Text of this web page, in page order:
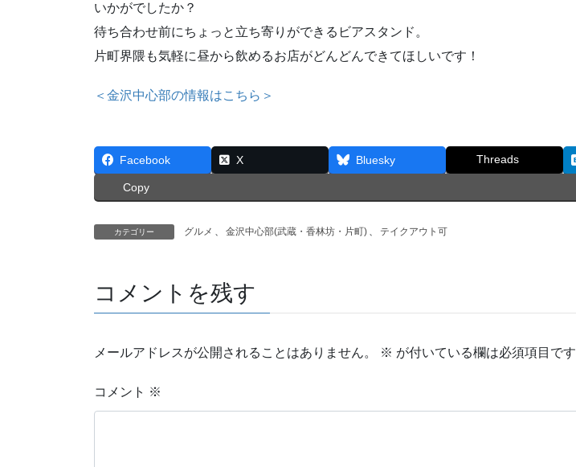
いかがでしたか？
待ち合わせ前にちょっと立ち寄りができるビアスタンド。
片町界隈も気軽に昼から飲めるお店がどんどんできてほしいです！
＜金沢中心部の情報はこちら＞
Facebook X Bluesky Threads
Copy
カテゴリー グルメ 、 金沢中心部(武蔵・香林坊・片町) 、 テイクアウト可
コメントを残す
メールアドレスが公開されることはありません。 ※ が付いている欄は必須項目です
コメント ※